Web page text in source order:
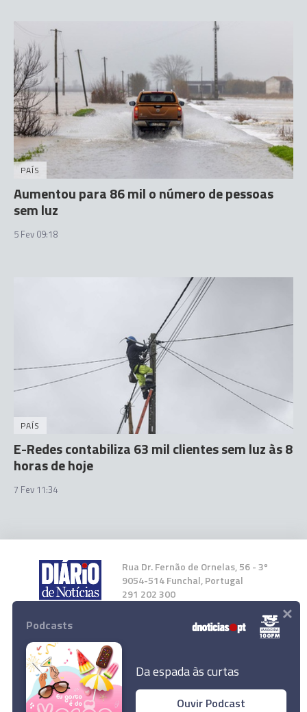
PAÍS
Aumentou para 86 mil o número de pessoas
sem luz
5 Fev 09:18
PAÍS
E-Redes contabiliza 63 mil clientes sem luz às 8
horas de hoje
7 Fev 11:34
Rua Dr. Fernão de Ornelas, 56 - 3º
9054-514 Funchal, Portugal
291 202 300
Instale a nossa App
Podcasts
Da espada às curtas
Ouvir Podcast
×